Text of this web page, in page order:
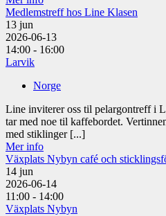
Medlemstreff hos Line Klasen
13 jun
2026-06-13
14:00 - 16:00
Larvik
Norge
Line inviterer oss til pelargontreff i
tar med noe til kaffebordet.
med stiklinger [...]
Mer info
Växplats Nybyn café och
14 jun
2026-06-14
11:00 - 14:00
Växplats Nybyn